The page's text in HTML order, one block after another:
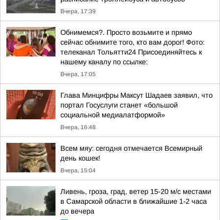
Вчера, 17:39
Обнимемся?. Просто возьмите и прямо
сейчас обнимите того, кто вам дорог! Фото:
телеканал Тольятти24 Присоединяйтесь к
нашему каналу по ссылке:
Вчера, 17:05
Глава Минцифры Максут Шадаев заявил, что
портал Госуслуги станет «большой
социальной медиалатформой»
Вчера, 16:48
Всем мяу: сегодня отмечается Всемирный
день кошек!
Вчера, 15:04
Ливень, гроза, град, ветер 15-20 м/с местами
в Самарской области в ближайшие 1-2 часа
до вечера